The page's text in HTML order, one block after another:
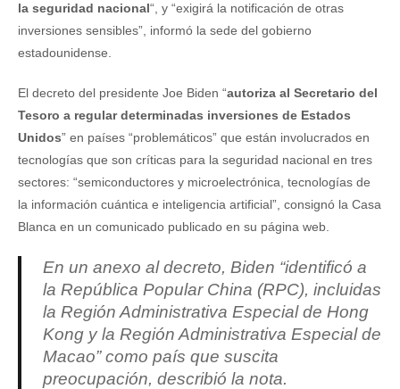
la seguridad nacional“, y “exigirá la notificación de otras
inversiones sensibles”, informó la sede del gobierno
estadounidense.
El decreto del presidente Joe Biden “autoriza al Secretario del
Tesoro a regular determinadas inversiones de Estados
Unidos” en países “problemáticos” que están involucrados en
tecnologías que son críticas para la seguridad nacional en tres
sectores: “semiconductores y microelectrónica, tecnologías de
la información cuántica e inteligencia artificial”, consignó la Casa
Blanca en un comunicado publicado en su página web.
En un anexo al decreto, Biden “identificó a
la República Popular China (RPC), incluidas
la Región Administrativa Especial de Hong
Kong y la Región Administrativa Especial de
Macao” como país que suscita
preocupación, describió la nota.